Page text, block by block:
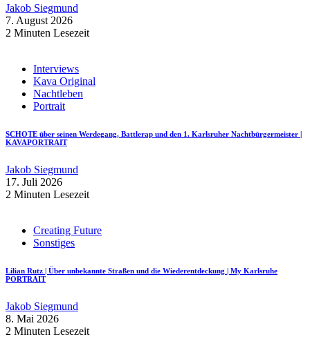
Jakob Siegmund
7. August 2026
2 Minuten Lesezeit
Interviews
Kava Original
Nachtleben
Portrait
SCHOTE über seinen Werdegang, Battlerap und den 1. Karlsruher Nachtbürgermeister |
KAVAPORTRAIT
Jakob Siegmund
17. Juli 2026
2 Minuten Lesezeit
Creating Future
Sonstiges
Lilian Rutz | Über unbekannte Straßen und die Wiederentdeckung | My Karlsruhe
PORTRAIT
Jakob Siegmund
8. Mai 2026
2 Minuten Lesezeit